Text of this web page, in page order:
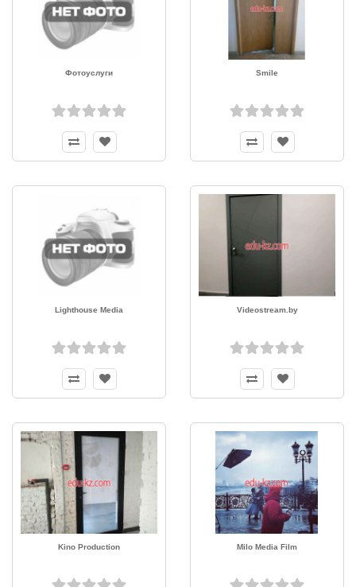
Фотоуслуги Smile
Lighthouse Media Videostream.by
Kino Production Milo Media Film